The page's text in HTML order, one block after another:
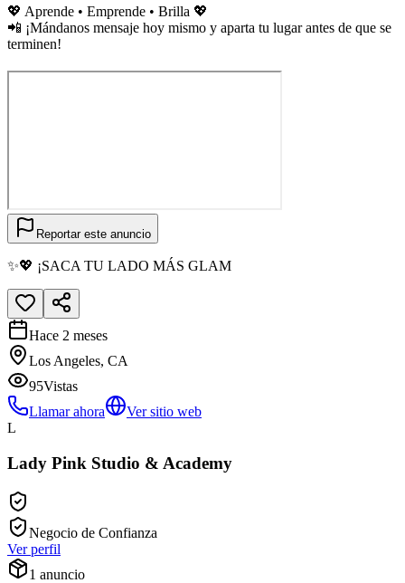
💖 Aprende • Emprende • Brilla 💖
📲 ¡Mándanos mensaje hoy mismo y aparta tu lugar antes de que se
terminen!
Reportar este anuncio
✨💖 ¡SACA TU LADO MÁS GLAM
Hace 2 meses
Los Angeles, CA
95Vistas
Llamar ahora
Ver sitio web
L
Lady Pink Studio & Academy
Negocio de Confianza
Ver perfil
1 anuncio